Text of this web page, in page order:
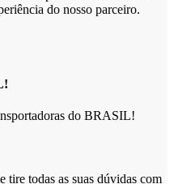
do nosso parceiro.
do BRASIL!
tire todas as suas dúvidas com